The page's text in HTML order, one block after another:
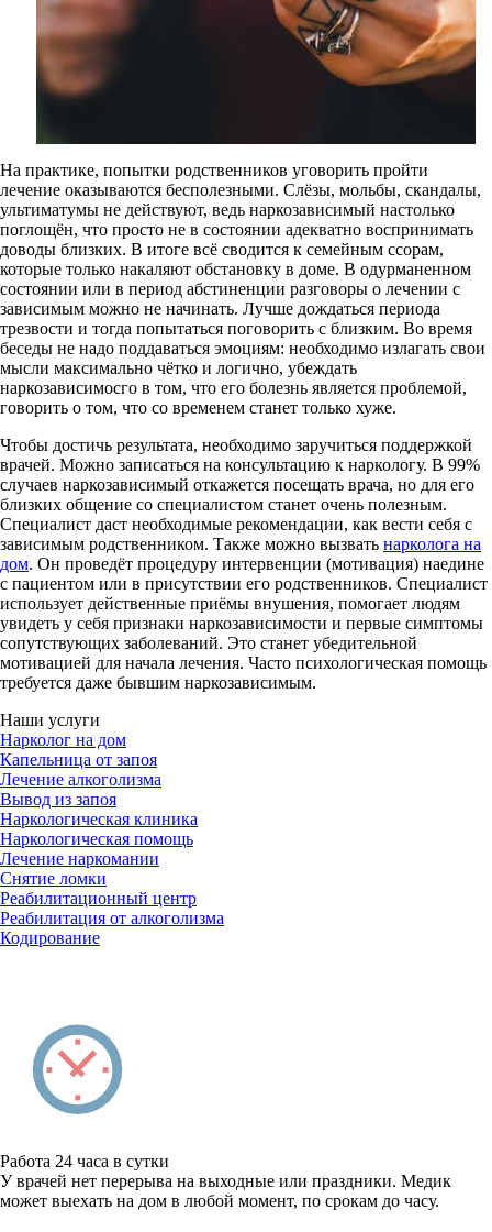
На практике, попытки родственников уговорить пройти
лечение оказываются бесполезными. Слёзы, мольбы, скандалы,
ультиматумы не действуют, ведь наркозависимый настолько
поглощён, что просто не в состоянии адекватно воспринимать
доводы близких. В итоге всё сводится к семейным ссорам,
которые только накаляют обстановку в доме. В одурманенном
состоянии или в период абстиненции разговоры о лечении с
зависимым можно не начинать. Лучше дождаться периода
трезвости и тогда попытаться поговорить с близким. Во время
беседы не надо поддаваться эмоциям: необходимо излагать свои
мысли максимально чётко и логично, убеждать
наркозависимосго в том, что его болезнь является проблемой,
говорить о том, что со временем станет только хуже.
Чтобы достичь результата, необходимо заручиться поддержкой
врачей. Можно записаться на консультацию к наркологу. В 99%
случаев наркозависимый откажется посещать врача, но для его
близких общение со специалистом станет очень полезным.
Специалист даст необходимые рекомендации, как вести себя с
зависимым родственником. Также можно вызвать нарколога на
дом. Он проведёт процедуру интервенции (мотивация) наедине
с пациентом или в присутствии его родственников. Специалист
использует действенные приёмы внушения, помогает людям
увидеть у себя признаки наркозависимости и первые симптомы
сопутствующих заболеваний. Это станет убедительной
мотивацией для начала лечения. Часто психологическая помощь
требуется даже бывшим наркозависимым.
Наши услуги
Нарколог на дом
Капельница от запоя
Лечение алкоголизма
Вывод из запоя
Наркологическая клиника
Наркологическая помощь
Лечение наркомании
Снятие ломки
Реабилитационный центр
Реабилитация от алкоголизма
Кодирование
Работа 24 часа в сутки
У врачей нет перерыва на выходные или праздники. Медик
может выехать на дом в любой момент, по срокам до часу.